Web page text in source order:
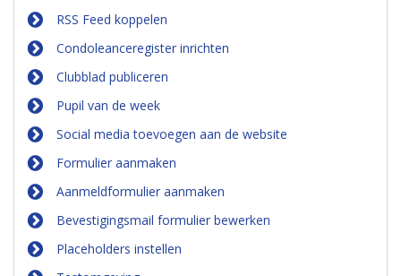
RSS Feed koppelen
Condoleanceregister inrichten
Clubblad publiceren
Pupil van de week
Social media toevoegen aan de website
Formulier aanmaken
Aanmeldformulier aanmaken
Bevestigingsmail formulier bewerken
Placeholders instellen